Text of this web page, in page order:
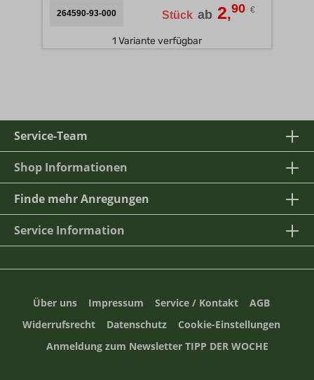
264590-93-000 Stück ab 2,90 €
1 Variante verfügbar
Service-Team
Shop Informationen
Finde mehr Anregungen
Service Information
Über uns Impressum Service / Kontakt
AGB
Widerrufsrecht
Datenschutz
Cookie-Einstellungen
Anmeldung zum Newsletter TIPP DER WOCHE